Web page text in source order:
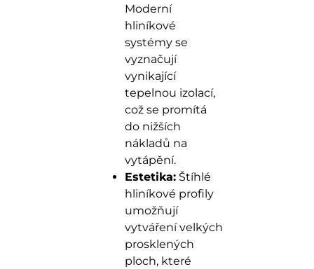
Moderní
hliníkové
systémy se
vyznačují
vynikající
tepelnou izolací,
což se promítá
do nižších
nákladů na
vytápění.
Estetika: Štíhlé
hliníkové profily
umožňují
vytváření velkých
prosklených
ploch, které